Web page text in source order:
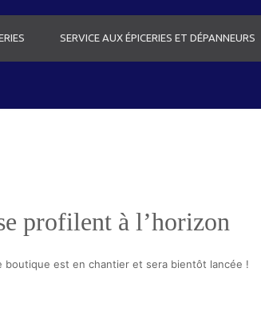
SERVICE AUX ÉPICERIES ET DÉPANNEURS
profilent à l’horizon
boutique est en chantier et sera bientôt lancée !